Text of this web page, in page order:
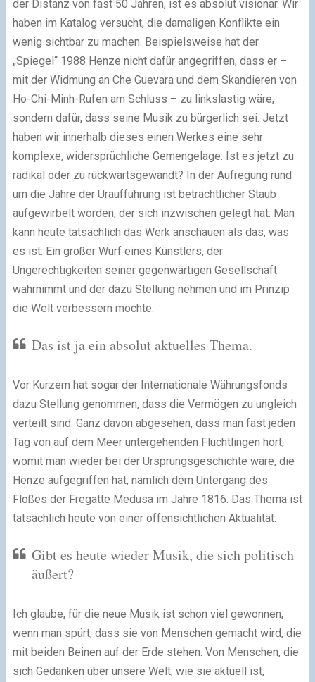
der Distanz von fast 50 Jahren, ist es absolut visionär. Wir
haben im Katalog versucht, die damaligen Konflikte ein
wenig sichtbar zu machen. Beispielsweise hat der
„Spiegel“ 1988 Henze nicht dafür angegriffen, dass er –
mit der Widmung an Che Guevara und dem Skandieren von
Ho-Chi-Minh-Rufen am Schluss – zu linkslastig wäre,
sondern dafür, dass seine Musik zu bürgerlich sei. Jetzt
haben wir innerhalb dieses einen Werkes eine sehr
komplexe, widersprüchliche Gemengelage: Ist es jetzt zu
radikal oder zu rückwärtsgewandt? In der Aufregung rund
um die Jahre der Uraufführung ist beträchtlicher Staub
aufgewirbelt worden, der sich inzwischen gelegt hat. Man
kann heute tatsächlich das Werk anschauen als das, was
es ist: Ein großer Wurf eines Künstlers, der
Ungerechtigkeiten seiner gegenwärtigen Gesellschaft
wahrnimmt und der dazu Stellung nehmen und im Prinzip
die Welt verbessern möchte.
Das ist ja ein absolut aktuelles Thema.
Vor Kurzem hat sogar der Internationale Währungsfonds
dazu Stellung genommen, dass die Vermögen zu ungleich
verteilt sind. Ganz davon abgesehen, dass man fast jeden
Tag von auf dem Meer untergehenden Flüchtlingen hört,
womit man wieder bei der Ursprungsgeschichte wäre, die
Henze aufgegriffen hat, nämlich dem Untergang des
Floßes der Fregatte Medusa im Jahre 1816. Das Thema ist
tatsächlich heute von einer offensichtlichen Aktualität.
Gibt es heute wieder Musik, die sich politisch
äußert?
Ich glaube, für die neue Musik ist schon viel gewonnen,
wenn man spürt, dass sie von Menschen gemacht wird, die
mit beiden Beinen auf der Erde stehen. Von Menschen, die
sich Gedanken über unsere Welt, wie sie aktuell ist,